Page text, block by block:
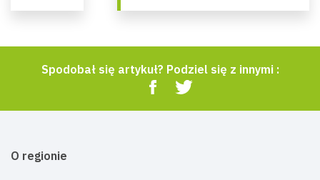
Spodobał się artykuł? Podziel się z innymi :
O regionie